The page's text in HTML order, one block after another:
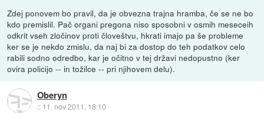
Zdej ponovem bo pravil, da je obvezna trajna hramba, če se ne bo
kdo premislil. Pač organi pregona niso sposobni v osmih meseceih
odkrit vseh zločinov proti človeštvu, hkrati imajo pa še probleme
ker se je nekdo zmislu, da naj bi za dostop do teh podatkov celo
rabili sodno odredbo, kar je očitno v tej državi nedopustno (ker
ovira policijo -- in tožilce -- pri njihovem delu).
Oberyn
:: 11. nov 2011, 18:10